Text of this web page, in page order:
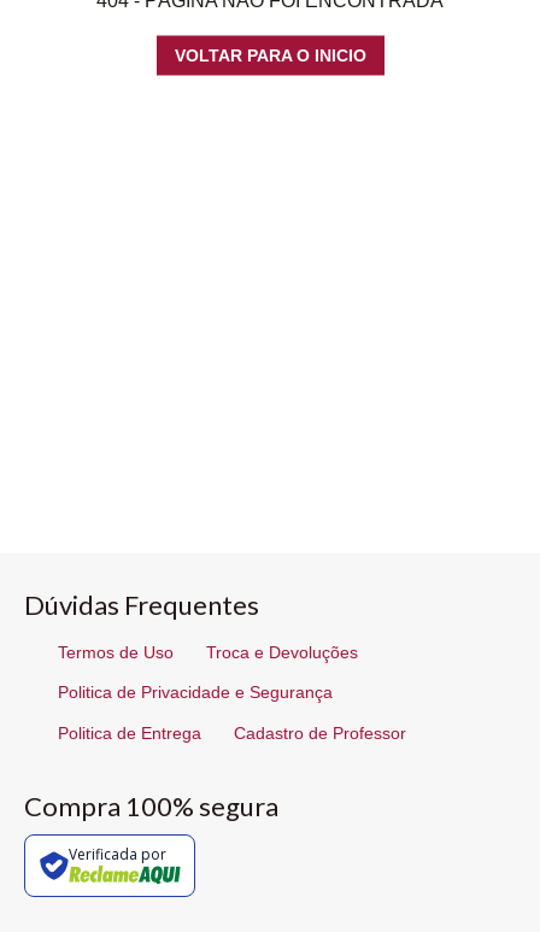
VOLTAR PARA O INICIO
Dúvidas Frequentes
Termos de Uso Troca e Devoluções
Politica de Privacidade e Segurança
Politica de Entrega Cadastro de Professor
Compra 100% segura
Verificada por